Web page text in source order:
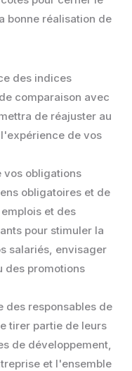
bonne réalisation de
des indices
comparaison avec
de réajuster au
de vos
vos obligations
obligatoires et de
et des
pour stimuler la
salariés, envisager
des promotions
des responsables de
tirer partie de leurs
de développement,
et l'ensemble